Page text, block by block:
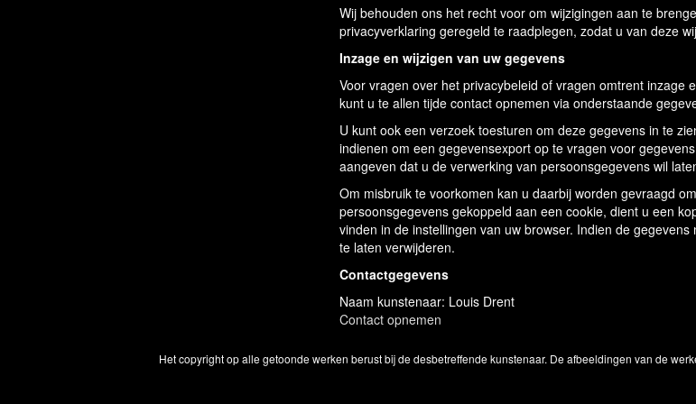
Wij behouden ons het recht voor om wijzigingen aan te
privacyverklaring geregeld te raadplegen, zodat u van deze
Inzage en wijzigen van uw gegevens
Voor vragen over het privacybeleid of vragen omtrent
kunt u te allen tijde contact opnemen via onderstaande
U kunt ook een verzoek toesturen om deze gegevens in te
indienen om een gegevensexport op te vragen voor
aangeven dat u de verwerking van persoonsgegevens wil
Om misbruik te voorkomen kan u daarbij worden gevraagd
persoonsgegevens gekoppeld aan een cookie, dient u een
vinden in de instellingen van uw browser. Indien de
te laten verwijderen.
Contactgegevens
Naam kunstenaar: Louis Drent
Contact opnemen
Het copyright op alle getoonde werken berust bij de desbetreffende kunstenaar. De afbeeldingen van de